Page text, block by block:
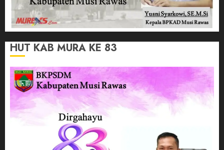
HUT KAB MURA KE 83